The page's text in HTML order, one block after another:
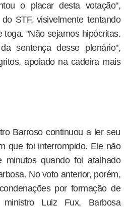
o placar desta votação",
STF, visivelmente tentando
toga. "Não sejamos hipócritas.
sentença desse plenário",
apoiado na cadeira mais
Barroso continuou a ler seu
que foi interrompido. Ele não
minutos quando foi atalhado
No voto anterior, porém,
por formação de
Luiz Fux, Barbosa